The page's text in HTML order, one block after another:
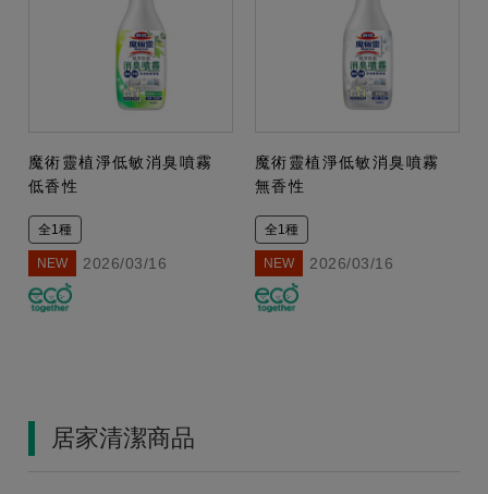
魔術靈植淨低敏消臭噴霧
低香性
全1種
NEW 2026/03/16
魔術靈植淨低敏消臭噴霧
無香性
全1種
NEW 2026/03/16
居家清潔商品